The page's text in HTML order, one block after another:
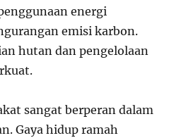
energi
emisi karbon.
hutan dan pengelolaan
sangat berperan dalam
Gaya hidup ramah